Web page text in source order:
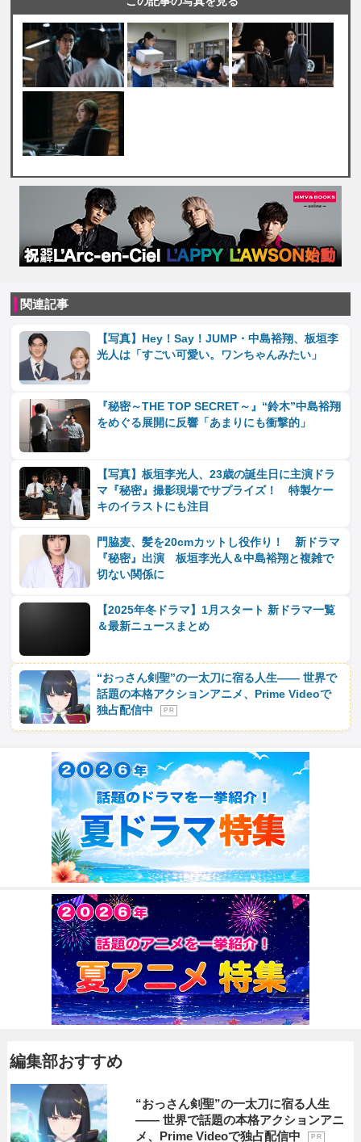
関連記事
【写真】Hey！Say！JUMP・中島裕翔、板垣李
光人は「すごい可愛い。ワンちゃんみたい」
『秘密～THE TOP SECRET～』“鈴木”中島裕翔
をめぐる展開に反響「あまりにも衝撃的」
【写真】板垣李光人、23歳の誕生日に主演ドラ
マ『秘密』撮影現場でサプライズ！ 特製ケー
キのイラストにも注目
門脇麦、髪を20cmカットし役作り！ 新ドラマ
『秘密』出演 板垣李光人＆中島裕翔と複雑で
切ない関係に
【2025年冬ドラマ】1月スタート 新ドラマ一覧
＆最新ニュースまとめ
“おっさん剣聖”の一太刀に宿る人生―― 世界で
話題の本格アクションアニメ、Prime Videoで
独占配信中
P R
編集部おすすめ
“おっさん剣聖”の一太刀に宿る人生
―― 世界で話題の本格アクションアニ
メ、Prime Videoで独占配信中
P R